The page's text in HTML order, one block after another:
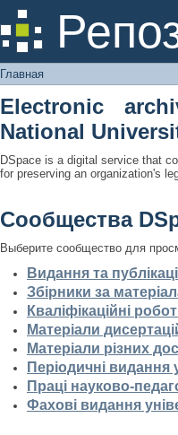
Главная
Главная
Electronic
National
DSpace is a digital service that
for preserving an organization's
Сообщества
Выберите сообщество для
Видання та
Збірники за
Кваліфікаційні
Матеріали
Матеріали різних
Періодичні видання
Праці науково-
Фахові видання